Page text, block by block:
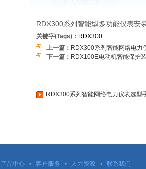
RDX300系列智能型多功能仪表安
关键字(Tags)： RDX300
上一篇： RDX300系列智能网络电力
下一篇： RDX100E电动机智能保护
RDX300系列智能网络电力仪表选型
产品中心 • 客户服务 • 人力资源 •
联系我们